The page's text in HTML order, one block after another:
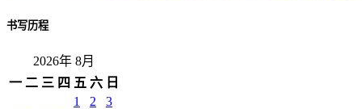
书写历程
2026年 8月
一 二 三 四 五 六 日
1
2
3